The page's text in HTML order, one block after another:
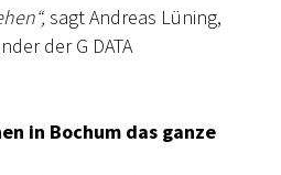
sagt Andreas Lüning,
der G DATA
in Bochum das ganze